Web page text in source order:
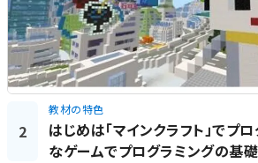
2
教材の特色
はじめは「マインクラフト」でプ
なゲームでプログラミングの基